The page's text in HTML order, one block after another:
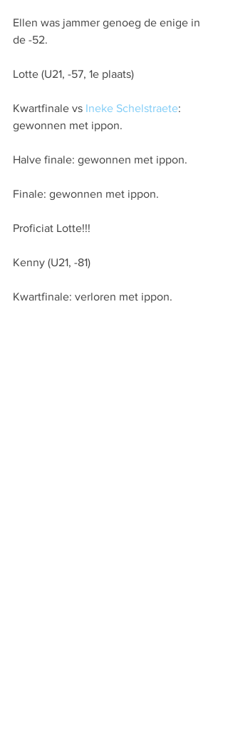
Ellen was jammer genoeg de enige in
de -52.
Lotte (U21, -57, 1e plaats)
Kwartfinale vs Ineke Schelstraete:
gewonnen met ippon.
Halve finale: gewonnen met ippon.
Finale: gewonnen met ippon.
Proficiat Lotte!!!
Kenny (U21, -81)
Kwartfinale: verloren met ippon.